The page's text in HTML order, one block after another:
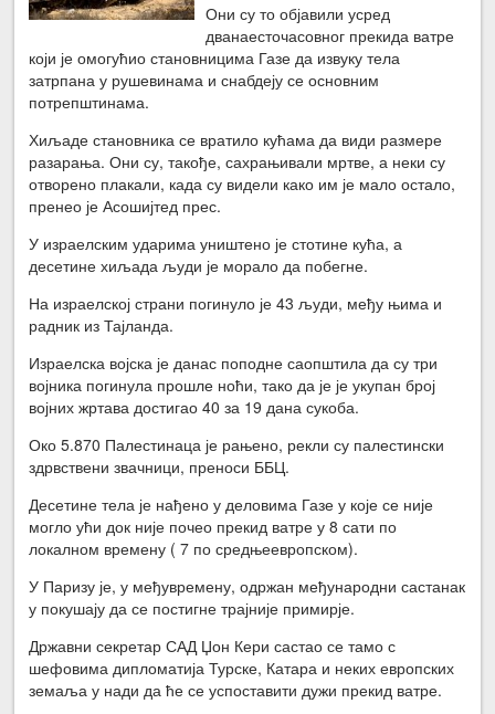
Они су то објавили усред
дванаесточасовног прекида ватре
који је омогућио становницима Газе да извуку тела
затрпана у рушевинама и снабдеју се основним
потрепштинама.
Хиљаде становника се вратило кућама да види размере
разарања. Они су, такође, сахрањивали мртве, а неки су
отворено плакали, када су видели како им је мало остало,
пренео је Асошијтед прес.
У израелским ударима уништено је стотине кућа, а
десетине хиљада људи је морало да побегне.
На израелској страни погинуло је 43 људи, међу њима и
радник из Тајланда.
Израелска војска је данас поподне саопштила да су три
војника погинула прошле ноћи, тако да је је укупан број
војних жртава достигао 40 за 19 дана сукоба.
Око 5.870 Палестинаца је рањено, рекли су палестински
здрвствени звачници, преноси ББЦ.
Десетине тела је нађено у деловима Газе у које се није
могло ући док није почео прекид ватре у 8 сати по
локалном времену ( 7 по средњеевропском).
У Паризу је, у међувремену, одржан међународни састанак
у покушају да се постигне трајније примирје.
Државни секретар САД Џон Кери састао се тамо с
шефовима дипломатија Турске, Катара и неких европских
земаља у нади да ће се успоставити дужи прекид ватре.